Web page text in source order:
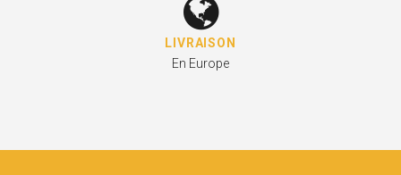
LIVRAISON
En Europe